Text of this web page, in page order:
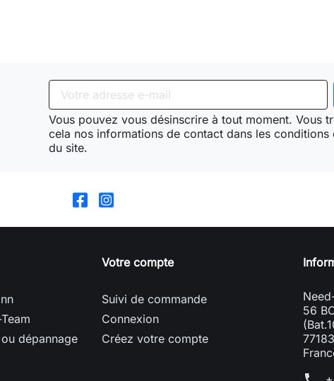
Vous pouvez vous désinscrire à tout moment. Vous
cela nos informations de contact dans les conditions
du site.
dépannage
Votre compte
Suivi de commande
Connexion
Créez votre compte
56